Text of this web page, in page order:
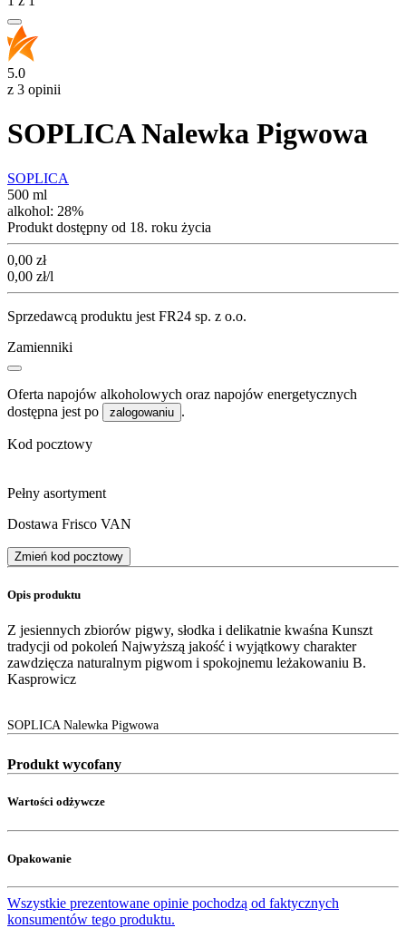
5.0
z 3 opinii
SOPLICA Nalewka Pigwowa
SOPLICA
500 ml
alkohol: 28%
Produkt dostępny od 18. roku życia
Cena
0,00 zł
0,00 zł/l
Sprzedawcą produktu jest FR24 sp. z o.o.
Zamienniki
Oferta napojów alkoholowych oraz napojów energetycznych
dostępna jest po
zalogowaniu .
Kod pocztowy
Pełny asortyment
Dostawa Frisco VAN
Zmień kod pocztowy
Opis produktu
Z jesiennych zbiorów pigwy, słodka i delikatnie kwaśna Kunszt
tradycji od pokoleń Najwyższą jakość i wyjątkowy charakter
zawdzięcza naturalnym pigwom i spokojnemu leżakowaniu B.
Kasprowicz
SOPLICA Nalewka Pigwowa
Produkt wycofany
Wartości odżywcze
Opakowanie
Wszystkie prezentowane opinie pochodzą od faktycznych
konsumentów tego produktu.